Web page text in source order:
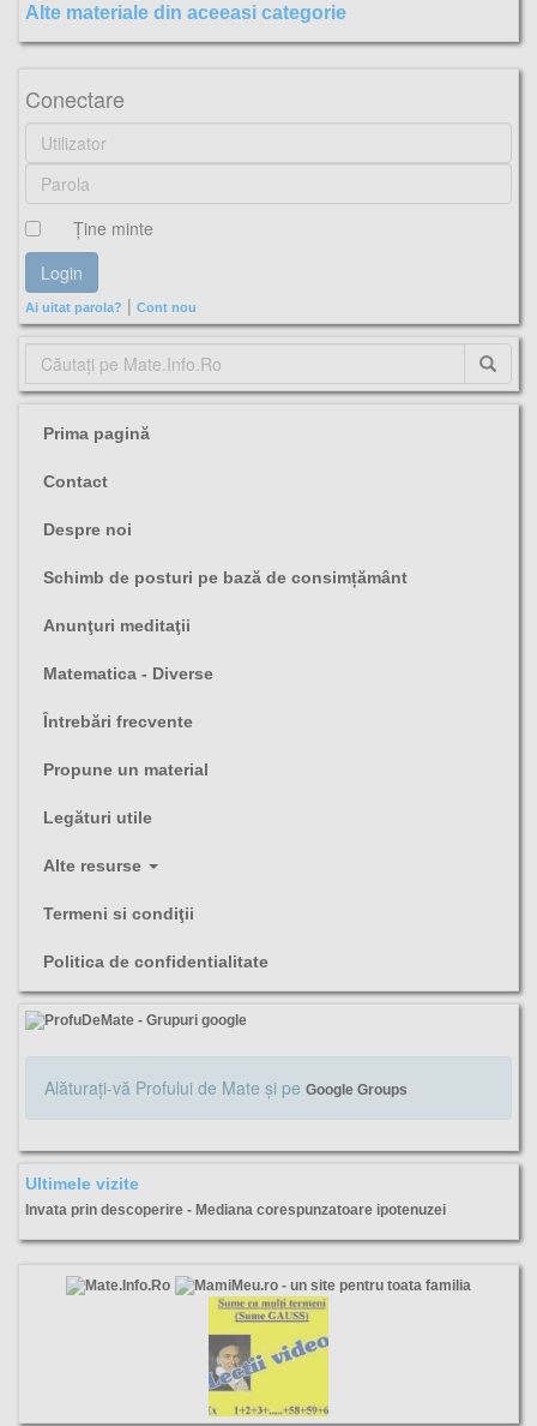
Alte materiale din aceeasi categorie
Conectare
Ţine minte
Ai uitat parola? | Cont nou
Prima pagină
Contact
Despre noi
Schimb de posturi pe bază de consimțământ
Anunţuri meditaţii
Matematica - Diverse
Întrebări frecvente
Propune un material
Legături utile
Alte resurse
Termeni si condiţii
Politica de confidentialitate
Alăturaţi-vă Profului de Mate şi pe Google Groups
Ultimele vizite
Invata prin descoperire - Mediana corespunzatoare ipotenuzei